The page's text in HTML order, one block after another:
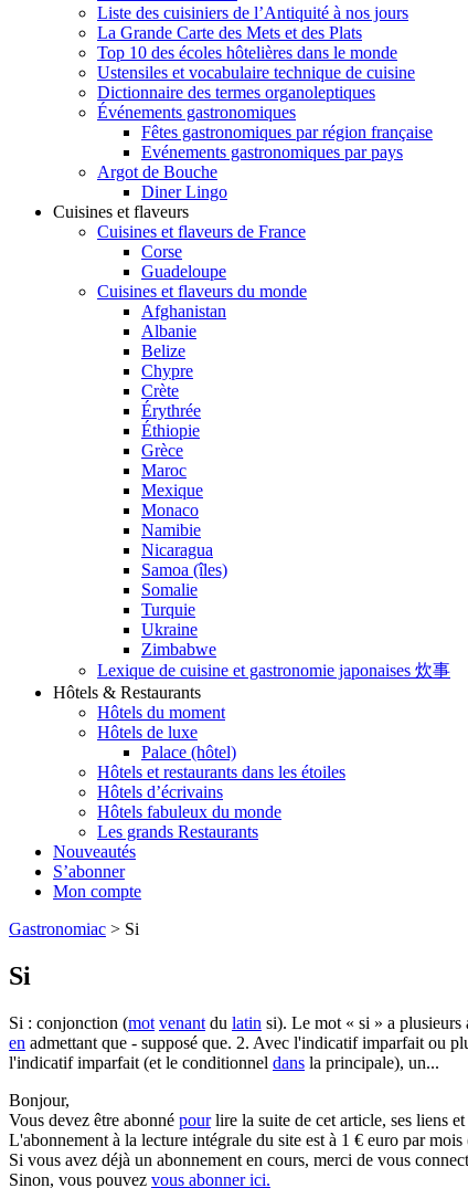
Liste des cuisiniers de l’Antiquité à nos jours
La Grande Carte des Mets et des Plats
Top 10 des écoles hôtelières dans le monde
Ustensiles et vocabulaire technique de cuisine
Dictionnaire des termes organoleptiques
Événements gastronomiques
Fêtes gastronomiques par région française
Evénements gastronomiques par pays
Argot de Bouche
Diner Lingo
Cuisines et flaveurs
Cuisines et flaveurs de France
Corse
Guadeloupe
Cuisines et flaveurs du monde
Afghanistan
Albanie
Belize
Chypre
Crète
Érythrée
Éthiopie
Grèce
Maroc
Mexique
Monaco
Namibie
Nicaragua
Samoa (îles)
Somalie
Turquie
Ukraine
Zimbabwe
Lexique de cuisine et gastronomie japonaises 炊事
Hôtels & Restaurants
Hôtels du moment
Hôtels de luxe
Palace (hôtel)
Hôtels et restaurants dans les étoiles
Hôtels d’écrivains
Hôtels fabuleux du monde
Les grands Restaurants
Nouveautés
S’abonner
Mon compte
Gastronomiac > Si
Si
Si : conjonction (mot venant du latin si). Le mot « si » a plusieurs
en admettant que - supposé que. 2. Avec l'indicatif imparfait ou
l'indicatif imparfait (et le conditionnel dans la principale), un...
Bonjour,
Vous devez être abonné pourlire la suite de cet article, ses liens et
L'abonnement à la lecture intégrale du site est à 1 € euro par
Si vous avez déjà un abonnement en cours, merci de vous
Sinon, vous pouvez vous abonner ici.